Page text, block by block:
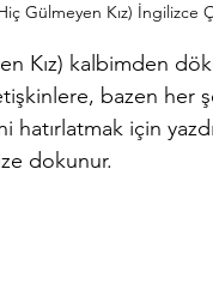
Gülmeyen Kız) İngilizce
Kız) kalbimden
bazen her
için
dokunur.